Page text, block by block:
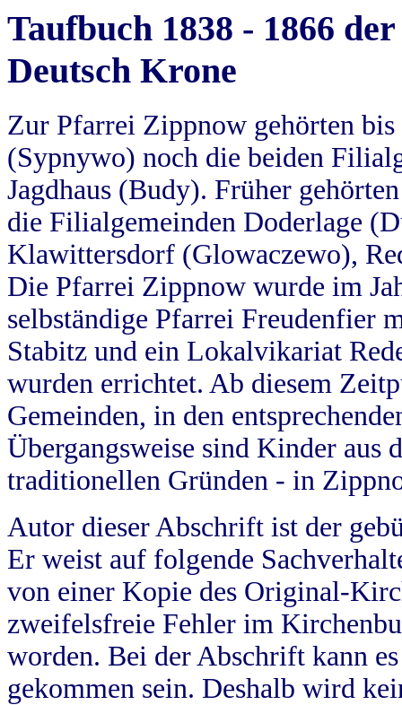
Taufbuch 1838 - 1866
Deutsch Krone
Zur Pfarrei Zippnow gehörten
(Sypnywo) noch die beiden
Jagdhaus (Budy). Früher
die Filialgemeinden Doderlage
Klawittersdorf (Glowaczewo),
Die Pfarrei Zippnow wurde im
selbständige Pfarrei Freudenfier
Stabitz und ein Lokalvikariat
wurden errichtet. Ab diesem
Gemeinden, in den
Übergangsweise sind Kinder aus
traditionellen Gründen - in
Autor dieser Abschrift ist der
Er weist auf folgende
von einer Kopie des Original-
zweifelsfreie Fehler im
worden. Bei der Abschrift kann
gekommen sein. Deshalb wird